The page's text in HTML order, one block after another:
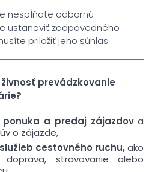
nespĺňate odbornú
ustanoviť zodpovedného
priložiť jeho súhlas.
prevádzkovanie
ponuka a predaj zájazdova
o zájazde,
cestovného ruchu,ako
stravovanie alebo